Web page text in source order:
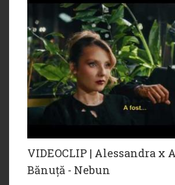
VIDEOCLIP | Alessandra x
Bănuță - Nebun